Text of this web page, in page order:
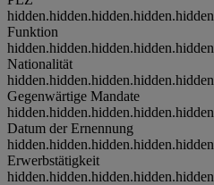
hidden.hidden.hidden.hidden.hidden
Funktion
hidden.hidden.hidden.hidden.hidden
Nationalität
hidden.hidden.hidden.hidden.hidden
Gegenwärtige Mandate
hidden.hidden.hidden.hidden.hidden
Datum der Ernennung
hidden.hidden.hidden.hidden.hidden
Erwerbstätigkeit
hidden.hidden.hidden.hidden.hidden